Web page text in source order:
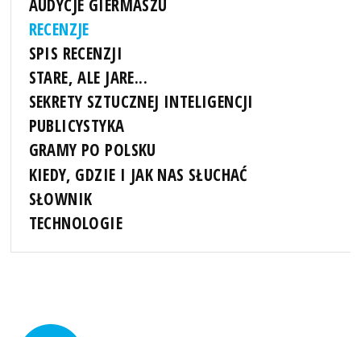
AUDYCJE GIERMASZU
RECENZJE
SPIS RECENZJI
STARE, ALE JARE...
SEKRETY SZTUCZNEJ INTELIGENCJI
PUBLICYSTYKA
GRAMY PO POLSKU
KIEDY, GDZIE I JAK NAS SŁUCHAĆ
SŁOWNIK
TECHNOLOGIE